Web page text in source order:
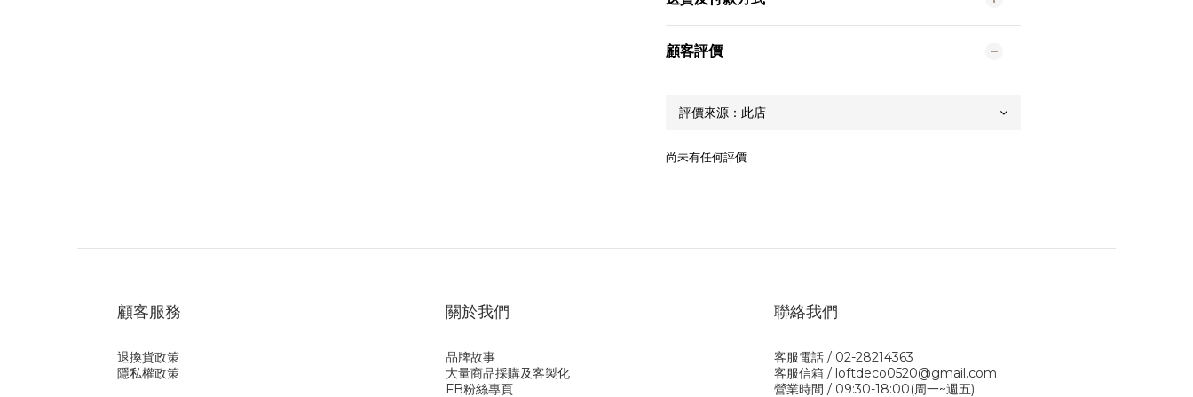
顧客評價
尚未有任何評價
顧客服務
退換貨政策
隱私權政策
關於我們
品牌故事
大量商品採購及客製化
FB粉絲專頁
聯絡我們
客服電話 / 02-28214363
客服信箱 / loftdeco0520@gmail.com
營業時間 / 09:30-18:00(周一~週五)